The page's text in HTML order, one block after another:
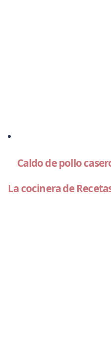
Caldo de pollo
La cocinera de